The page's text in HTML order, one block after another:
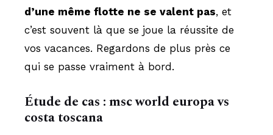
d’une même flotte ne se valent pas, et
c’est souvent là que se joue la réussite de
vos vacances. Regardons de plus près ce
qui se passe vraiment à bord.
Étude de cas : msc world europa vs
costa toscana